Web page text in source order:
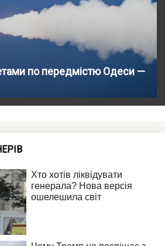
по передмістю Одеси —